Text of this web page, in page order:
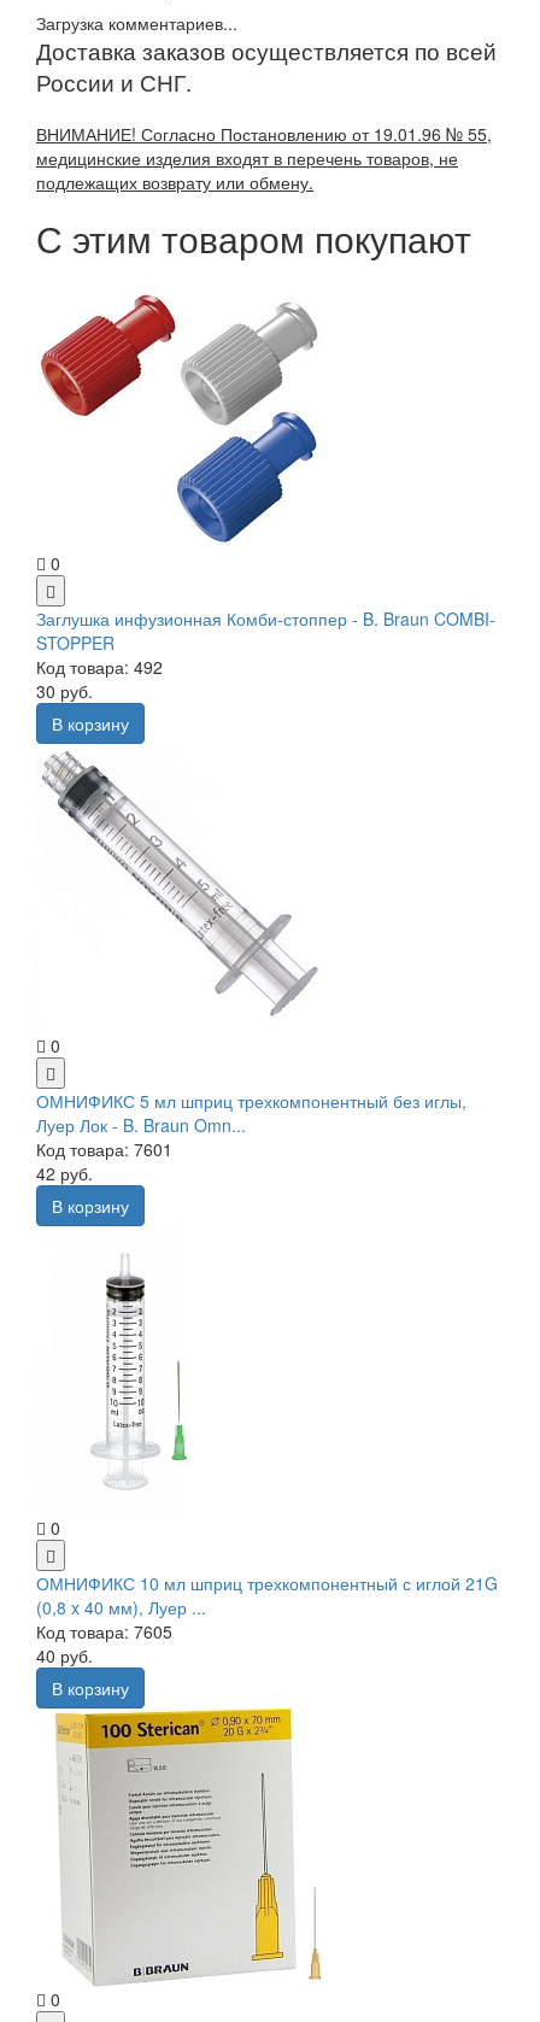
Загрузка комментариев...
Доставка заказов осуществляется по всей
России и СНГ.
ВНИМАНИЕ! Согласно Постановлению от 19.01.96 № 55,
медицинские изделия входят в перечень товаров, не
подлежащих возврату или обмену.
С этим товаром покупают
0
Заглушка инфузионная Комби-стоппер - B. Braun COMBI-
STOPPER
Код товара: 492
30 руб.
В корзину
0
ОМНИФИКС 5 мл шприц трехкомпонентный без иглы,
Луер Лок - B. Braun Omn...
Код товара: 7601
42 руб.
В корзину
0
ОМНИФИКС 10 мл шприц трехкомпонентный с иглой 21G
(0,8 x 40 мм), Луер ...
Код товара: 7605
40 руб.
В корзину
0